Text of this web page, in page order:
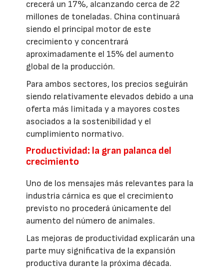
crecerá un 17%, alcanzando cerca de 22
millones de toneladas. China continuará
siendo el principal motor de este
crecimiento y concentrará
aproximadamente el 15% del aumento
global de la producción.
Para ambos sectores, los precios seguirán
siendo relativamente elevados debido a una
oferta más limitada y a mayores costes
asociados a la sostenibilidad y el
cumplimiento normativo.
Productividad: la gran palanca del
crecimiento
Uno de los mensajes más relevantes para la
industria cárnica es que el crecimiento
previsto no procederá únicamente del
aumento del número de animales.
Las mejoras de productividad explicarán una
parte muy significativa de la expansión
productiva durante la próxima década.